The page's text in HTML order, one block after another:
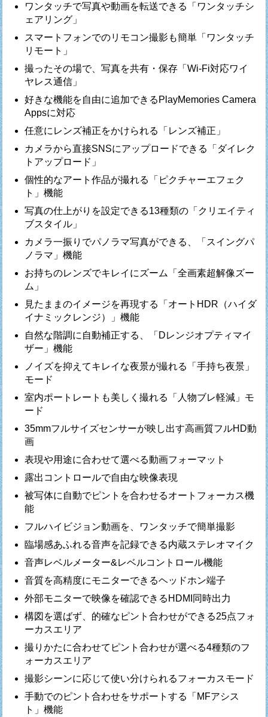
ワンタッチで写真や動画を転送できる「ワンタッチシ
ェアリング」
スマートフォンでのリモコン撮影も簡単「ワンタッチ
リモート」
撮ったその場で、写真を共有・保存「Wi-Fi対応ワイ
ヤレス通信」
好きな機能を自由に追加できるPlayMemories Camera
Appsに対応
任意にレンズ補正をかけられる「レンズ補正」
カメラから直接SNSにアップロードできる「ダイレク
トアップロード」
個性的なアート作品が撮れる「ピクチャーエフェク
ト」機能
写真の仕上がりを設定できる13種類の「クリエイティ
ブスタイル」
カメラ一振りでパノラマ写真ができる、「スイングパ
ノラマ」機能
お持ちのレンズでキレイにズーム「全画素超解像ズー
ム」
見たままのイメージを再現する「オートHDR（ハイダ
イナミックレンジ）」機能
自然な階調に自動補正する、「Dレンジオプティマイ
ザー」機能
ノイズを抑えてキレイな夜景が撮れる「手持ち夜景」
モード
室内ポートレートも美しく撮れる「人物ブレ軽減」モ
ード
35mmフルサイズセンサーが映し出す高画質フルHD動
画
表現や用途に合わせて選べる動画フォーマット
露出コントロールで自由な映像表現
被写体に自動でピントを合わせるオートフォーカス機
能
フルハイビジョン動画を、ワンタッチで簡単撮影
臨場感あふれる音声を記録できる内蔵ステレオマイク
音声レベルメーター&レベルコントロール機能
音質を高精度にモニターできるヘッドホン端子
外部モニターで映像を確認できるHDMI同時出力
構図を選ばず、的確なピント合わせができる25点フォ
ーカスエリア
撮りかたに合わせてピント合わせが選べる4種類のフ
ォーカスエリア
撮影シーンに応じて使い分けられるフォーカスモード
手動でのピント合わせをサポートする「MFアシス
ト」機能